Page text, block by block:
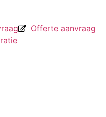
Offerte aanvraag